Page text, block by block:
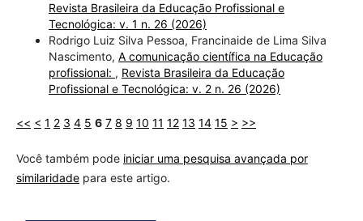
Revista Brasileira da Educação Profissional e
Tecnológica: v. 1 n. 26 (2026)
Rodrigo Luiz Silva Pessoa, Francinaide de Lima Silva
Nascimento, A comunicação científica na Educação
profissional: , Revista Brasileira da Educação
Profissional e Tecnológica: v. 2 n. 26 (2026)
<< < 1 2 3 4 5 6 7 8 9 10 11 12 13 14 15 > >>
Você também pode iniciar uma pesquisa avançada por
similaridadepara este artigo.